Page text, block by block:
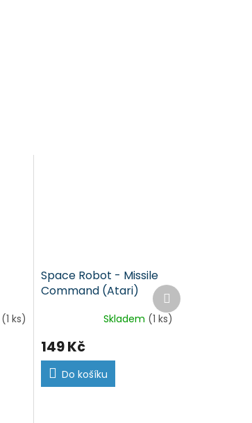
(1 ks)
Space Robot - Missile
Command (Atari)
Skladem (1 ks)
149 Kč
Do košíku
Další
produkt